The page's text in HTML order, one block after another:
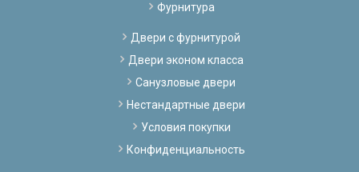
Фурнитура
Двери с фурнитурой
Двери эконом класса
Санузловые двери
Нестандартные двери
Условия покупки
Конфиденциальность